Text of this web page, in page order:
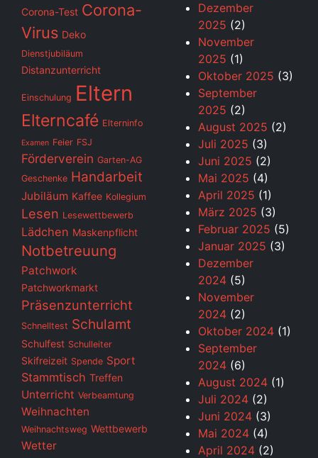
Corona-Test Corona-
Virus Deko
Dienstjubiläum
Distanzunterricht
Einschulung Eltern
Elterncafé Elterninfo
Examen Feier FSJ
Förderverein Garten-AG
Geschenke Handarbeit
Jubiläum Kaffee Kollegium
Lesen Lesewettbewerb
Lädchen Maskenpflicht
Notbetreuung
Patchwork
Patchworkmarkt
Präsenzunterricht
Schnelltest Schulamt
Schulfest Schulleiter
Skifreizeit Spende Sport
Stammtisch Treffen
Unterricht Verbeamtung
Weihnachten
Weihnachtsweg Wettbewerb
Wetter
Dezember
2025 (2)
November
2025 (1)
Oktober 2025 (3)
September
2025 (2)
August 2025 (2)
Juli 2025 (3)
Juni 2025 (2)
Mai 2025 (4)
April 2025 (1)
März 2025 (3)
Februar 2025 (5)
Januar 2025 (3)
Dezember
2024 (5)
November
2024 (2)
Oktober 2024 (1)
September
2024 (6)
August 2024 (1)
Juli 2024 (2)
Juni 2024 (3)
Mai 2024 (4)
April 2024 (2)